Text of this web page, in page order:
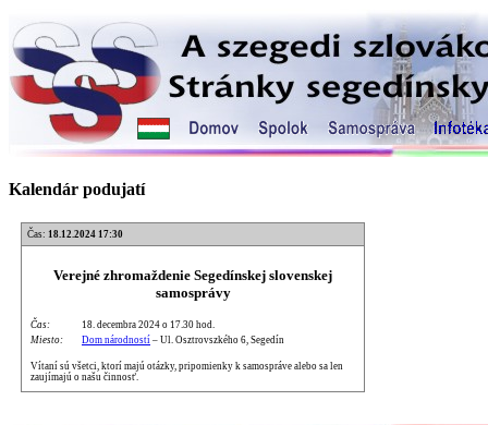
Kalendár podujatí
Čas: 18.12.2024 17:30
Verejné zhromaždenie Segedínskej slovenskej
samosprávy
Čas:
18. decembra 2024 o 17.30 hod.
Miesto:
Dom národností – Ul. Osztrovszkého 6, Segedín
Vítaní sú všetci, ktorí majú otázky, pripomienky k samospráve alebo sa len
zaujímajú o našu činnosť.